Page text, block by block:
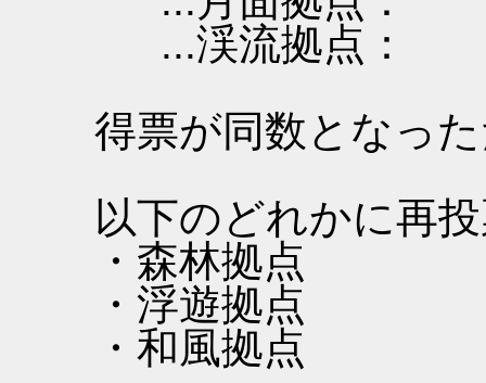
...渓流拠点：
得票が同数となっ
以下のどれかに再
・森林拠点
・浮遊拠点
・和風拠点